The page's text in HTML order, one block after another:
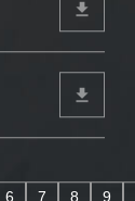
6 7 8 9